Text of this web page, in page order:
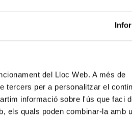
del Lloc Web. A més de
per a personalitzar el
informació sobre l'ús que faci
els quals poden combinar-la amb